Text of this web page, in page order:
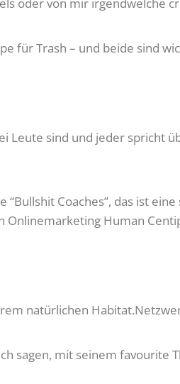
für Trash – und beide sind
Leute sind und jeder spricht
Coaches”, das ist
Onlinemarketing Human
natürlichen
sagen, mit seinem favourite